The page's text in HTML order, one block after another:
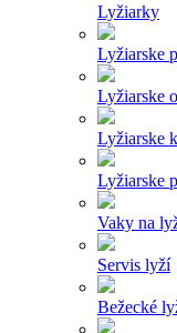
Lyžiarky
Lyžiarske
Lyžiarske
Lyžiarske
Lyžiarske
Vaky na
Servis lyží
Bežecké